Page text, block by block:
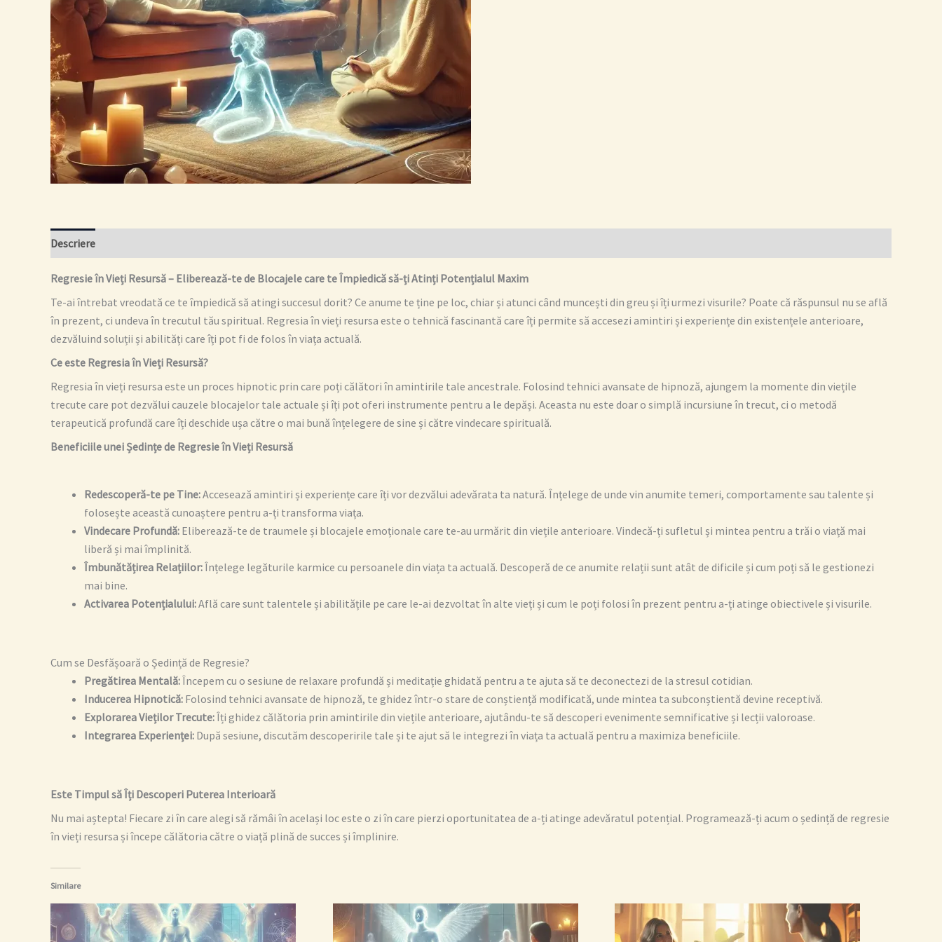
Descriere
Regresie în Vieți Resursă – Eliberează-te de Blocajele care te Împiedică să-ți Atinți Potențialul Maxim
Te-ai întrebat vreodată ce te împiedică să atingi succesul dorit? Ce anume te ține pe loc, chiar și atunci când muncești din greu și îți urmezi visurile? Poate că răspunsul nu se află
în prezent, ci undeva în trecutul tău spiritual. Regresia în vieți resursa este o tehnică fascinantă care îți permite să accesezi amintiri și experiențe din existențele anterioare,
dezvăluind soluții și abilități care îți pot fi de folos în viața actuală.
Ce este Regresia în Vieți Resursă?
Regresia în vieți resursa este un proces hipnotic prin care poți călători în amintirile tale ancestrale. Folosind tehnici avansate de hipnoză, ajungem la momente din viețile
trecute care pot dezvălui cauzele blocajelor tale actuale și îți pot oferi instrumente pentru a le depăși. Aceasta nu este doar o simplă incursiune în trecut, ci o metodă
terapeutică profundă care îți deschide ușa către o mai bună înțelegere de sine și către vindecare spirituală.
Beneficiile unei Ședințe de Regresie în Vieți Resursă
Redescoperă-te pe Tine:Accesează amintiri și experiențe care îți vor dezvălui adevărata ta natură. Înțelege de unde vin anumite temeri, comportamente sau talente și
folosește această cunoaștere pentru a-ți transforma viața.
Vindecare Profundă: Eliberează-te de traumele și blocajele emoționale care te-au urmărit din viețile anterioare. Vindecă-ți sufletul și mintea pentru a trăi o viață mai
liberă și mai împlinită.
Îmbunătățirea Relațiilor:Înțelege legăturile karmice cu persoanele din viața ta actuală. Descoperă de ce anumite relații sunt atât de dificile și cum poți să le gestionezi
mai bine.
Activarea Potențialului:Află care sunt talentele și abilitățile pe care le-ai dezvoltat în alte vieți și cum le poți folosi în prezent pentru a-ți atinge obiectivele și visurile.
Cum se Desfășoară o Ședință de Regresie?
Pregătirea Mentală:Începem cu o sesiune de relaxare profundă și meditație ghidată pentru a te ajuta să te deconectezi de la stresul cotidian.
Inducerea Hipnotică: Folosind tehnici avansate de hipnoză, te ghidez într-o stare de conștiență modificată, unde mintea ta subconștientă devine receptivă.
Explorarea Vieților Trecute:Îți ghidez călătoria prin amintirile din viețile anterioare, ajutându-te să descoperi evenimente semnificative și lecții valoroase.
Integrarea Experienței: După sesiune, discutăm descoperirile tale și te ajut să le integrezi în viața ta actuală pentru a maximiza beneficiile.
Este Timpul să Îți Descoperi Puterea Interioară
Nu mai aștepta! Fiecare zi în care alegi să rămâi în același loc este o zi în care pierzi oportunitatea de a-ți atinge adevăratul potențial. Programează-ți acum o ședință de regresie
în vieți resursa și începe călătoria către o viață plină de succes și împlinire.
Similare